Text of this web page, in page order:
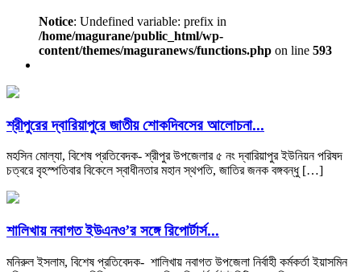
Notice: Undefined variable: prefix in
/home/magurane/public_html/wp-
content/themes/maguranews/functions.php on line 593
শ্রীপুরের দ্বারিয়াপুরে জাতীয় শোকদিবসের আলোচনা...
মহসিন মোল্যা, বিশেষ প্রতিবেদক- শ্রীপুর উপজেলার ৫ নং দ্বারিয়াপুর ইউনিয়ন পরিষদ
চত্বরে বৃহস্পতিবার বিকেলে স্বাধীনতার মহান স্থপতি, জাতির জনক বঙ্গবন্ধু […]
শালিখায় নবাগত ইউএনও’র সঙ্গে রিপোর্টার্স...
মনিরুল ইসলাম, বিশেষ প্রতিবেদক- শালিখায় নবাগত উপজেলা নির্বাহী কর্মকর্তা ইয়াসমিন